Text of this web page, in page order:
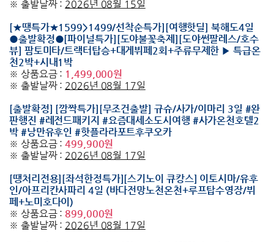
※ 출발날짜 : 2026년 08월 15일
[★땡특가★1599>1499/선착순특가][여행핫딜] 북해도4일
●출발확정●[파이널특가][도야불꽃축제][도야썬팔레스/호수
뷰] 팜토미타/트랙터탑승+대게뷔페2회+주류무제한 ▶ 특급온
천2박+시내1박
※ 상품요금 : 1,499,000원
※ 출발날짜 : 2026년 08월 17일
[출발확정] [깜짝특가][무조건출발] 규슈/사가/이마리 3일 #완
판행진 #레전드패키지 #요즘대세소도시여행 #사가온천호텔2
박 #낭만유후인 #핫플라라포트후쿠오카
※ 상품요금 :499,900원
※ 출발날짜 : 2026년 08월 17일
[땡처리전용][좌석한정특가][스기노이 큐캉스] 이토시마/유후
인/아프리칸사파리 4일 (바다전망노천온천+루프탑수영장/뷔
페+노미호다이)
※ 상품요금 : 899,000원
※ 출발날짜 : 2026년 08월 17일